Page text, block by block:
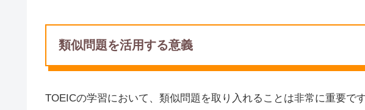
類似問題を活用する意義
TOEICの学習において、類似問題を取り入れることは非常に重要で